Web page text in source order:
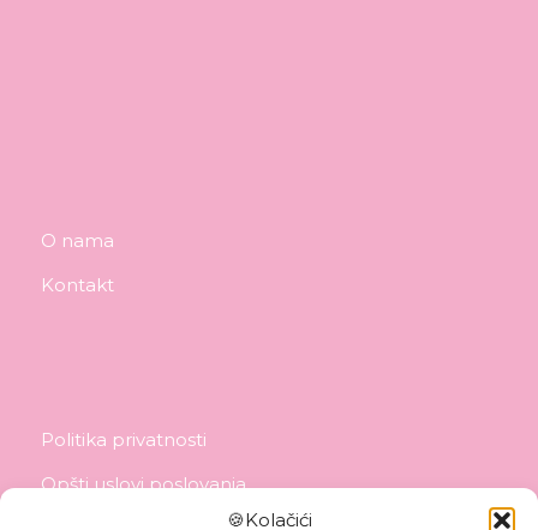
🍪Kolačići
O nama
Kontakt
Politika privatnosti
Opšti uslovi poslovanja